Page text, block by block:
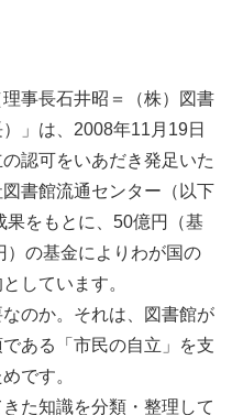
事長石井昭＝（株）図書
」は、2008年11月19日
認可をいあだき発足いた
書館流通センター（以下
をもとに、50億円（基
）の基金によりわが国の
しています。
のか。それは、図書館が
ある「市民の自立」を支
です。
た知識を分類・整理して